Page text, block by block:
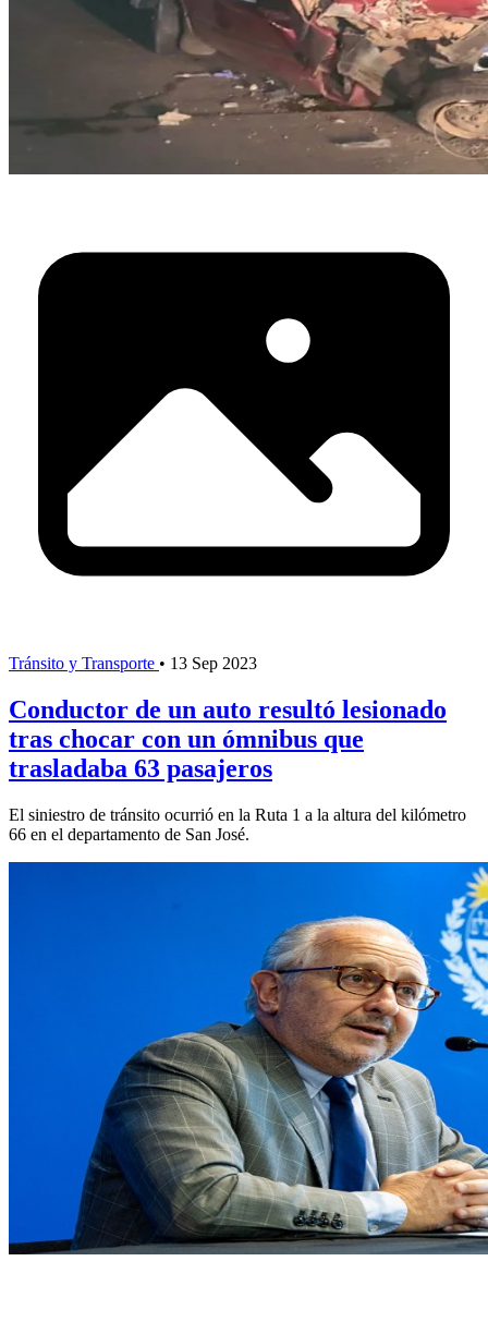
Tránsito y Transporte • 13 Sep 2023
Conductor de un auto resultó lesionado
tras chocar con un ómnibus que
trasladaba 63 pasajeros
El siniestro de tránsito ocurrió en la Ruta 1 a la altura del kilómetro
66 en el departamento de San José.